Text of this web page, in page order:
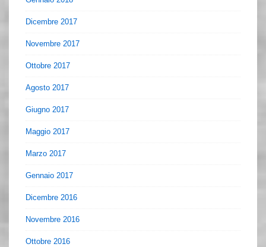
Dicembre 2017
Novembre 2017
Ottobre 2017
Agosto 2017
Giugno 2017
Maggio 2017
Marzo 2017
Gennaio 2017
Dicembre 2016
Novembre 2016
Ottobre 2016